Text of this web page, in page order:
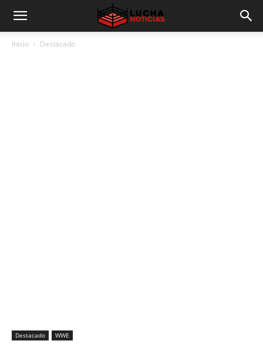
Inicio Destacado
Destacado WWE